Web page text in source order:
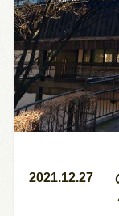
2021.12.27